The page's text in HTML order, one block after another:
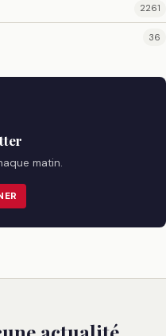
2261
36
matin.